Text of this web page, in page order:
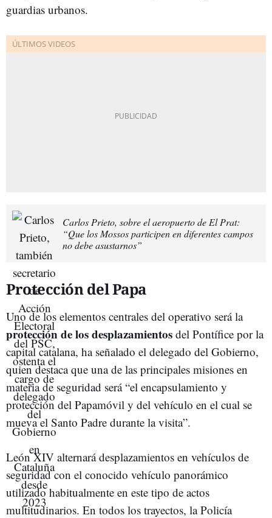
guardias urbanos.
Carlos Prieto, sobre el aeropuerto de El Prat:
“Que los Mossos participen en diferentes campos
no debe asustarnos”
Protección del Papa
Uno de los elementos centrales del operativo será la
protección de los desplazamientos del Pontífice por la
capital catalana, ha señalado el delegado del Gobierno,
quien destaca que una de las principales misiones en
materia de seguridad será “el encapsulamiento y
protección del Papamóvil y del vehículo en el cual se
mueva el Santo Padre durante la visita”.
León XIV alternará desplazamientos en vehículos de
seguridad con el conocido vehículo panorámico
utilizado habitualmente en este tipo de actos
multitudinarios. En todos los trayectos, la Policía